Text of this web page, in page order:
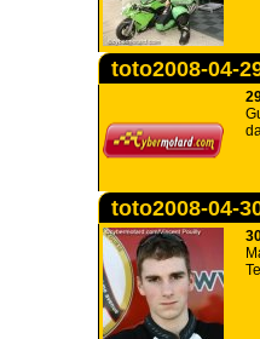
toto2008-04-
toto2008-04-